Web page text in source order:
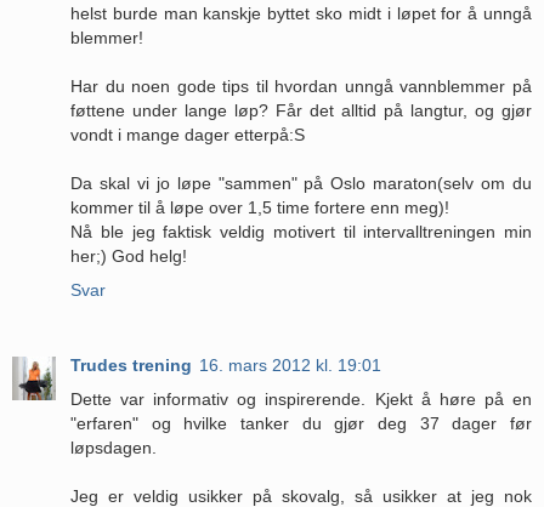
helst burde man kanskje byttet sko midt i løpet for å unngå
blemmer!
Har du noen gode tips til hvordan unngå vannblemmer på
føttene under lange løp? Får det alltid på langtur, og gjør
vondt i mange dager etterpå:S
Da skal vi jo løpe "sammen" på Oslo maraton(selv om du
kommer til å løpe over 1,5 time fortere enn meg)!
Nå ble jeg faktisk veldig motivert til intervalltreningen min
her;) God helg!
Svar
Trudes trening 16. mars 2012 kl. 19:01
Dette var informativ og inspirerende. Kjekt å høre på en
"erfaren" og hvilke tanker du gjør deg 37 dager før
løpsdagen.
Jeg er veldig usikker på skovalg, så usikker at jeg nok